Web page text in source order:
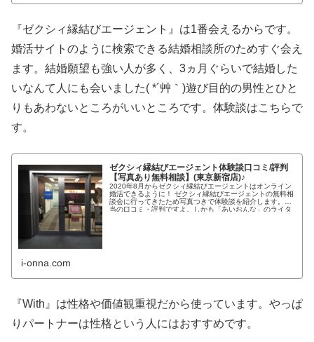
『ゼクシィ縁結びエージェント』は1番会えるからです。
婚活サイトのように検索できる結婚相談所のためすぐ会え
ます。結婚願望も強い人が多く、3ヵ月ぐらいで結婚した
いなんて人にも会いました( *´艸｀)遊び目的の男性とひと
りもあわないところがいいところです。体験談はこちらで
す。
ゼクシィ縁結びエージェント体験談口コミ/評判
【写真あり無料相談】(東京新宿店)♪
2020年8月からゼクシィ縁結びエージェントはオンライン
婚活できるように！ ゼクシィ縁結びエージェントの無料相
談会に行ってきたため写真つきで体験談を紹介します。本
当の口コミ・評判ですよ。しかも「あいおんな」のライタ
i-onna.com
『With』は性格や価値観重視だから使っています。やっぱ
りパートナーは性格という人にはおすすめです。